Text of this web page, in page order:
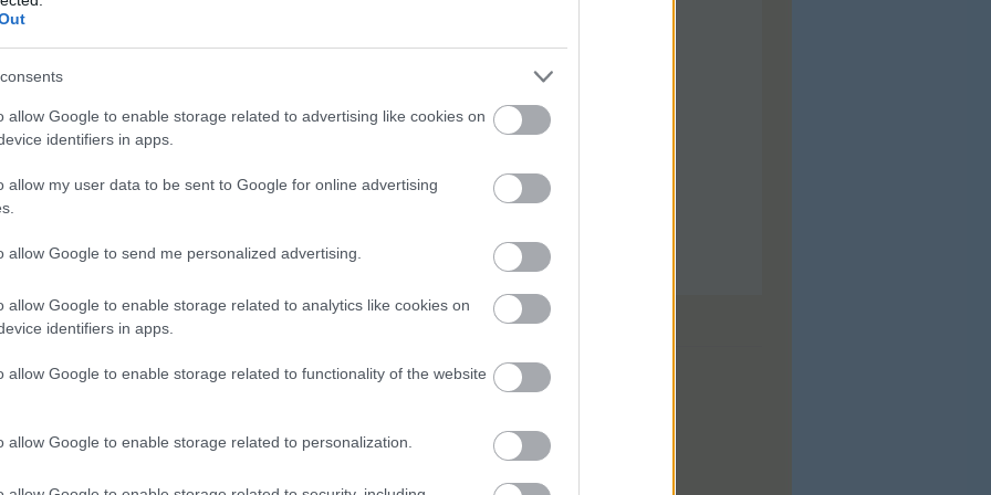
allow Google to enable storage related to advertising like cookies on
identifiers in apps.
allow my user data to be sent to Google for online advertising
allow Google to send me personalized advertising.
allow Google to enable storage related to analytics like cookies on
identifiers in apps.
allow Google to enable storage related to functionality of the website
allow Google to enable storage related to personalization.
annak ellenére, hogy a kiválasztott
végül utóbb, élesben a járműveken
stúdiókörülmények között nem lehetett
hangszórójának hangzását
BKV-szignállal kapcsolatos legendának, több
futottam. A kritikák azonban inkább a
vonatkoztak, nem a dallamra.
kap az a tény, hogy a szignál eredetije a Bőrönd
volna olyan bájos Budapest-szimbólum, mint a
lassan kivezetik a járművekről, valószínűleg
ismert szignál? 1974 óta. Erről van szó:
2014 március (92)
(88
2014 január (97
2013 december
2013 október
31
...
Feedek
RSS 2.0
bejegyzések,kommentek
bejegyzések,kommentek